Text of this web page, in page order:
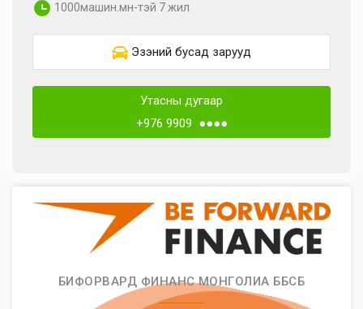
1000машин.мн-тэй 7 жил
Эзэний бусад зарууд
Утасны дугаар
+976 9909 ●●●●
БИФОРВАРД ФИНАНС МОНГОЛИА ББСБ